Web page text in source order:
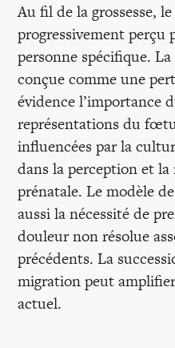
Au fil de la grossesse,
progressivement perçu
personne spécifique.
conçue comme une
évidence l’importance
représentations du
influencées par la
dans la perception et
prénatale. Le modèle
aussi la nécessité de
douleur non résolue
précédents. La
migration peut
actuel.